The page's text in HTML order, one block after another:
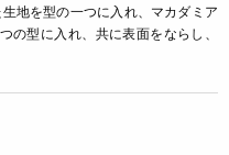
地を型の一つに入れ、マカダミア
の型に入れ、共に表面をならし、